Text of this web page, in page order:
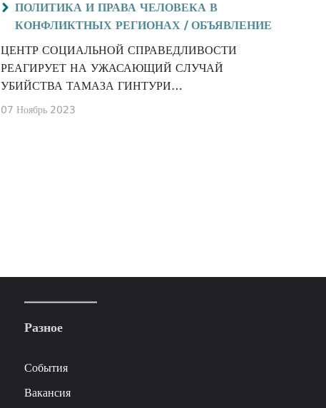
ПОЛИТИКА И ПРАВА ЧЕЛОВЕКА В
КОНФЛИКТНЫХ РЕГИОНАХ / ОБЪЯВЛЕНИЕ
ЦЕНТР СОЦИАЛЬНОЙ СПРАВЕДЛИВОСТИ
РЕАГИРУЕТ НА УЖАСАЮЩИЙ СЛУЧАЙ
УБИЙСТВА ТАМАЗА ГИНТУРИ
ОККУПАЦИОННЫМИ ВОЙСКАМИ
07 Ноябрь 2023
Разное
События
Вакансия